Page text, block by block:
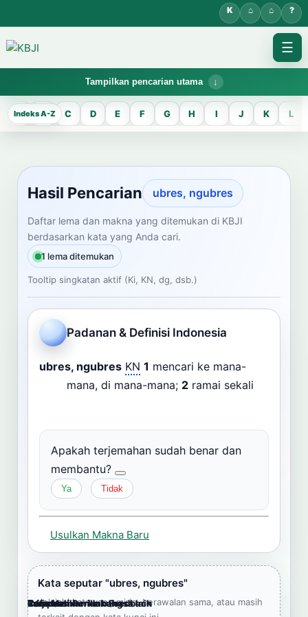
☰
Tampilkan pencarian utama
KBJI WORKSPACE
Hasil Pencarian
Temukan lema Jawa dan maknanya dalam bahasa Indonesia saat
mengelola data Kamus Bahasa Jawa-Indonesia.
CARI LEMA JAWA
Masukkan kata Jawa
Dashboard Pencarian
A B C D E F G H I J K L
Hasil Pencarian ubres, ngubres
Daftar lema dan makna yang ditemukan di KBJI
berdasarkan kata yang Anda cari.
1 lema ditemukan
Tooltip singkatan aktif (Ki, KN, dg, dsb.)
Padanan & Definisi Indonesia
ubres, ngubres KN 1 mencari ke mana-
mana, di mana-mana; 2 ramai sekali
Apakah terjemahan sudah benar dan
membantu?
Ya Tidak
Usulkan Makna Baru
Cara Memberikan Feedback
Lampiran
Referensi Pendukung
Informasi
Terjemahkan ke bahasa lain
Kata seputar "ubres, ngubres"
Jelajahi kata yang mirip, berawalan sama, atau masih